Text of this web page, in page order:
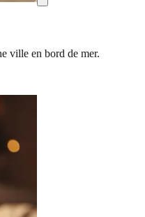
ville en bord de mer.